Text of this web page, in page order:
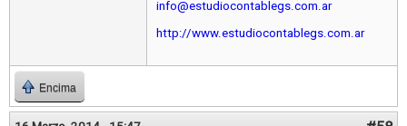
info@estudiocontablegs.com.ar
http://www.estudiocontablegs.com.ar
Encima